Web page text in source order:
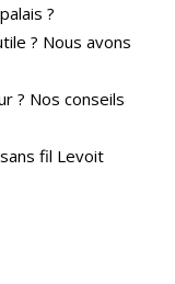
?
? Nous avons
? Nos conseils
fil Levoit